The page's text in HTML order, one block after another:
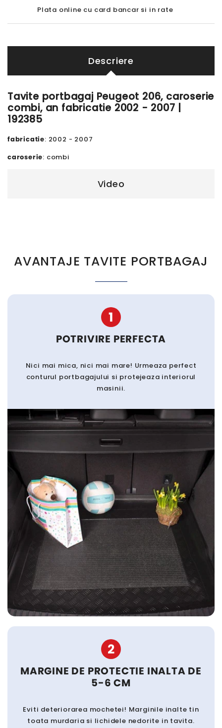
Plata online cu card bancar si in rate
Descriere
Tavite portbagaj Peugeot 206, caroserie
combi, an fabricatie 2002 - 2007 |
192385
fabricatie: 2002 - 2007
caroserie: combi
Video
AVANTAJE TAVITE PORTBAGAJ
1
POTRIVIRE PERFECTA
Nici mai mica, nici mai mare! Urmeaza perfect
conturul portbagajului si protejeaza interiorul
masinii.
2
MARGINE DE PROTECTIE INALTA DE
5-6 CM
Eviti deteriorarea mochetei! Marginile inalte tin
toata murdaria si lichidele nedorite in tavita.